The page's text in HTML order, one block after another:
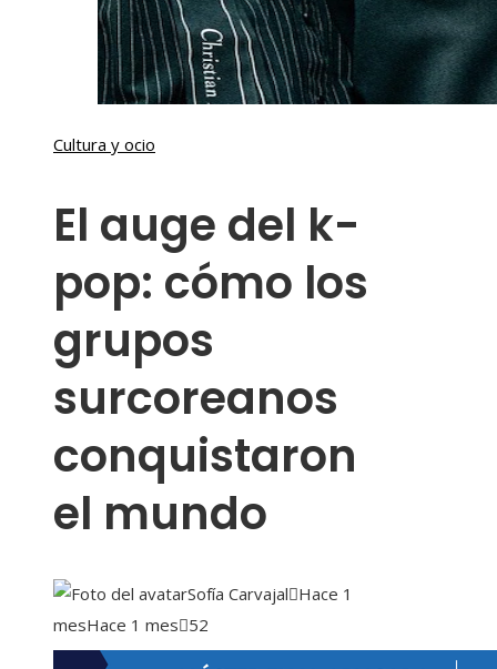
Cultura y ocio
El auge del k-
pop: cómo los
grupos
surcoreanos
conquistaron
el mundo
Sofía Carvajal Hace 1
mesHace 1 mes 52